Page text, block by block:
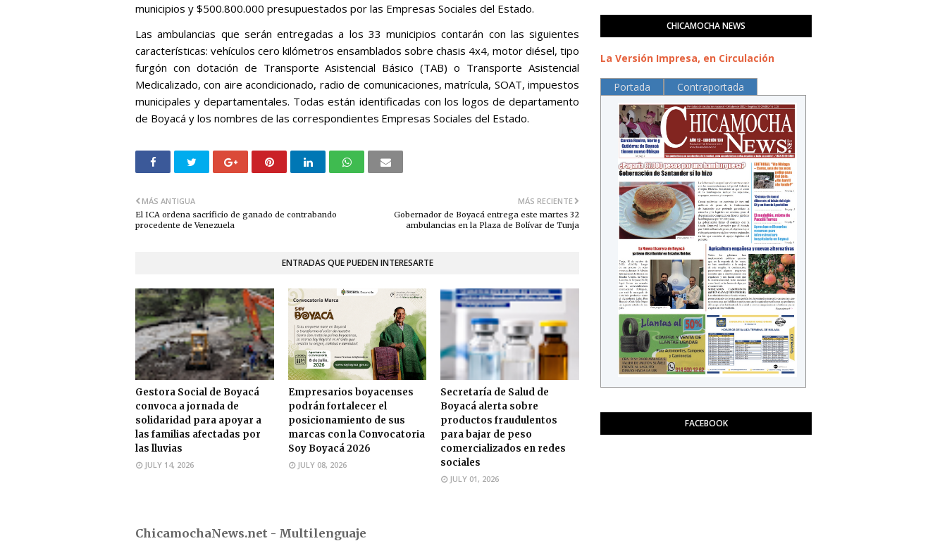
municipios y $500.800.000 presupuestados por las Empresas Sociales del Estado.
Las ambulancias que serán entregadas a los 33 municipios contarán con las siguientes
características: vehículos cero kilómetros ensamblados sobre chasis 4x4, motor diésel, tipo
furgón con dotación de Transporte Asistencial Básico (TAB) o Transporte Asistencial
Medicalizado, con aire acondicionado, radio de comunicaciones, matrícula, SOAT, impuestos
municipales y departamentales. Todas están identificadas con los logos de departamento
de Boyacá y los nombres de las correspondientes Empresas Sociales del Estado.
MÁS RECIENTE
Gobernador de Boyacá entrega este martes 32
ambulancias en la Plaza de Bolívar de Tunja
MÁS ANTIGUA
El ICA ordena sacrificio de ganado de contrabando
procedente de Venezuela
ENTRADAS QUE PUEDEN INTERESARTE
Gestora Social de Boyacá
convoca a jornada de
solidaridad para apoyar a
las familias afectadas por
las lluvias
JULY 14, 2026
Empresarios boyacenses
podrán fortalecer el
posicionamiento de sus
marcas con la Convocatoria
Soy Boyacá 2026
JULY 08, 2026
Secretaría de Salud de
Boyacá alerta sobre
productos fraudulentos
para bajar de peso
comercializados en redes
sociales
JULY 01, 2026
ChicamochaNews.net - Multilenguaje
CHICAMOCHA NEWS
La Versión Impresa, en Circulación
Portada Contraportada
FACEBOOK